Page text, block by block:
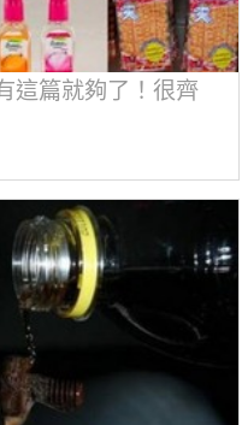
這篇就夠了！很齊